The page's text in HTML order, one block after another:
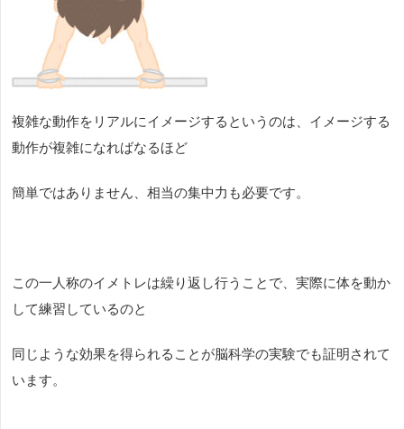
複雑な動作をリアルにイメージするというのは、イメージする
動作が複雑になればなるほど
簡単ではありません、相当の集中力も必要です。
この一人称のイメトレは繰り返し行うことで、実際に体を動か
して練習しているのと
同じような効果を得られることが脳科学の実験でも証明されて
います。